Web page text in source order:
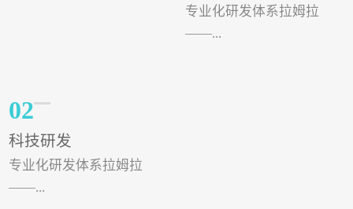
专业化研发体系拉姆拉
——...
02
科技研发
专业化研发体系拉姆拉
——...